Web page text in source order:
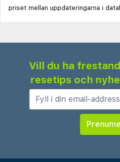
priset mellan uppdateringarna i
Vill du ha
resetips och